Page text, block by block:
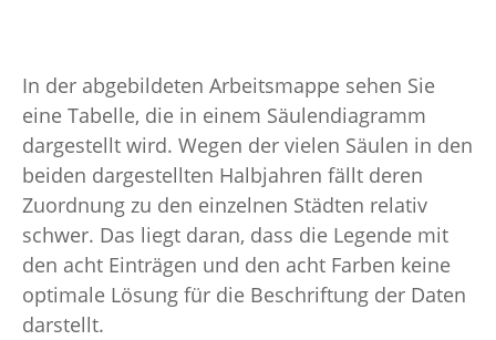
In der abgebildeten Arbeitsmappe sehen Sie
eine Tabelle, die in einem Säulendiagramm
dargestellt wird. Wegen der vielen Säulen in den
beiden dargestellten Halbjahren fällt deren
Zuordnung zu den einzelnen Städten relativ
schwer. Das liegt daran, dass die Legende mit
den acht Einträgen und den acht Farben keine
optimale Lösung für die Beschriftung der Daten
darstellt.